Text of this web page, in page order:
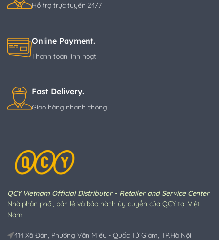
Hỗ trợ trực tuyến 24/7
Online Payment.
Thanh toán linh hoạt
Fast Delivery.
Giao hàng nhanh chóng
QCY Vietnam Official Distributor - Retailer and Service Center
Nhà phân phối, bản lẻ và bảo hành ủy quyền của QCY tại Việt
Nam
414 Xã Đàn, Phường Văn Miếu - Quốc Tử Giám, TP.Hà Nội